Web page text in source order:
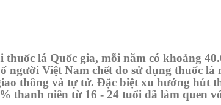
lá Quốc gia, mỗi năm có khoảng
người Việt Nam chết do sử dụng thuốc lá
thông và tự tử. Đặc biệt xu hướng hút
thanh niên từ 16 - 24 tuổi đã làm quen